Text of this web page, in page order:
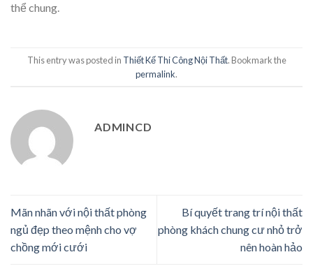
thể chung.
This entry was posted in Thiết Kế Thi Công Nội Thất. Bookmark the
permalink.
ADMINCD
Mãn nhãn với nội thất phòng
ngủ đẹp theo mệnh cho vợ
chồng mới cưới
Bí quyết trang trí nội thất
phòng khách chung cư nhỏ trở
nên hoàn hảo